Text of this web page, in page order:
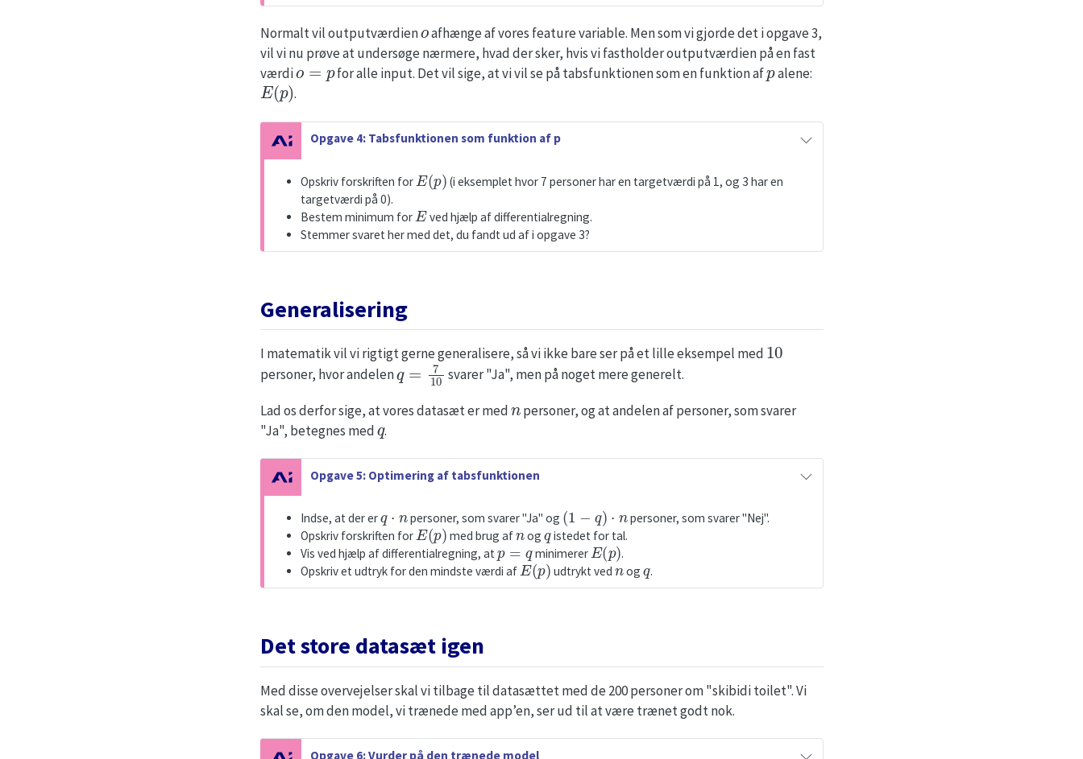
Normalt vil outputværdien afhænge af vores feature variable. Men som vi gjorde det i opgave 3,
vil vi nu prøve at undersøge nærmere, hvad der sker, hvis vi fastholder outputværdien på en fast
værdi
o=p
for alle input. Det vil sige, at vi vil se på tabsfunktionen som en funktion af
p
alene:
E(p)
.
N
e
Opgave 4: Tabsfunktionen som funktion af p
Opskriv forskriften for
E(p )
(i eksemplet hvor 7 personer har en targetværdi på 1, og 3 har en
targetværdi på 0).
Bestem minimum for
E
ved hjælp af differentialregning.
Stemmer svaret her med det, du fandt ud af i opgave 3?
Generalisering
I matematik vil vi rigtigt gerne generalisere, så vi ikke bare ser på et lille eksempel med
10
personer, hvor andelen
q=710
svarer "Ja", men på noget mere generelt.
Lad os derfor sige, at vores datasæt er med
personer, og at andelen af personer, som svarer
"Ja", betegnes med
q
.
N
e
Opgave 5: Optimering af tabsfunktionen
Indse, at der er personer, som svarer "Ja" og
( n
personer, som svarer "Nej".
Opskriv forskriften for
E(p)
med brug af
n
og
q
istedet for tal.
Vis ved hjælp af differentialregning, at
p= q
minimerer
E(p)
.
Opskriv et udtryk for den mindste værdi af
E(p)
udtrykt ved
n
og .
Det store datasæt igen
Med disse overvejelser skal vi tilbage til datasættet med de 200 personer om "skibidi toilet". Vi
skal se, om den model, vi trænede med app’en, ser ud til at være trænet godt nok.
N
Opgave 6: Vurder på den trænede model